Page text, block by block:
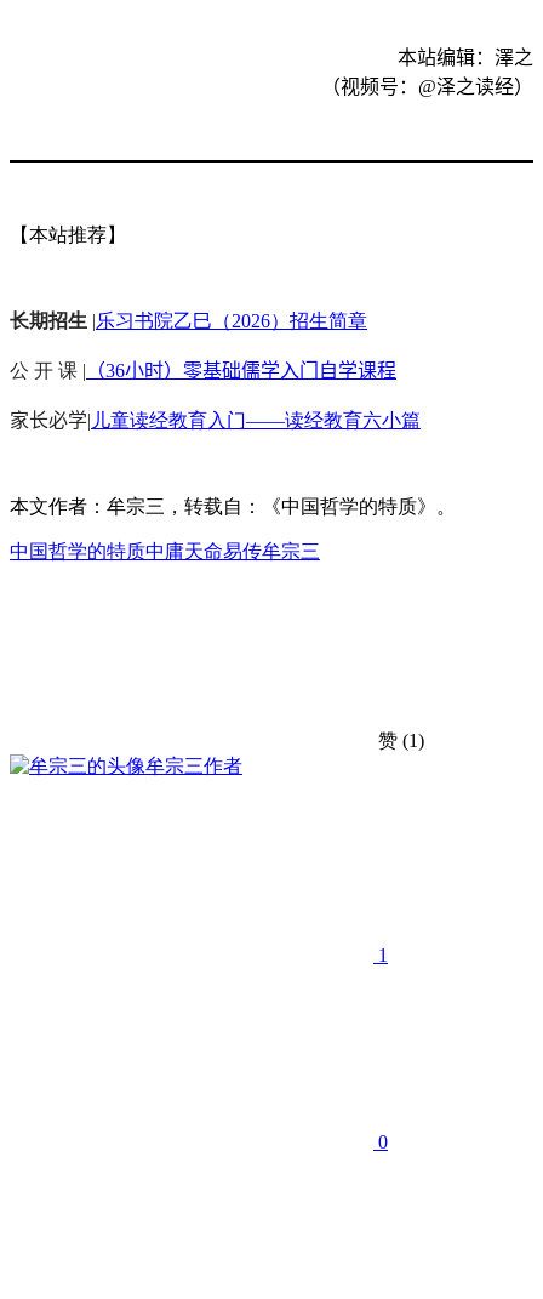
本站编辑：澤之
（视频号： @泽之读经）
【本站推荐】
长期招生 |乐习书院乙巳（2026）招生简章
公 开 课 | （36小时）零基础儒学入门自学课程
家长必学| 儿童读经教育入门——读经教育六小篇
本文作者：牟宗三，转载自：《中国哲学的特质》。
中国哲学的特质中庸天命易传牟宗三
赞 (1)
牟宗三作者
1
0